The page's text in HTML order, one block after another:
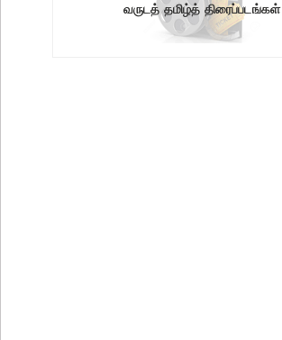
வருடத் தமிழ்த் திரைப்படங்கள்